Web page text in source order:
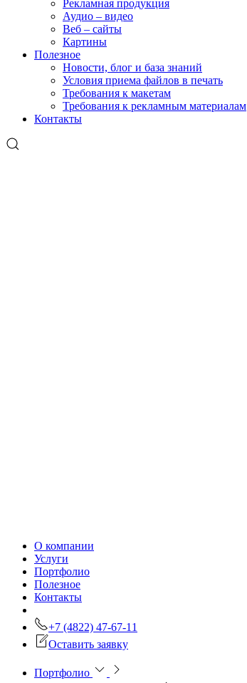
Рекламная продукция
Аудио – видео
Веб – сайты
Картины
Полезное
Новости, блог и база знаний
Условия приема файлов в печать
Требования к макетам
Требования к рекламным материалам
Контакты
О компании
Услуги
Портфолио
Полезное
Контакты
+7 (4822) 47-67-11
Оставить заявку
Портфолио